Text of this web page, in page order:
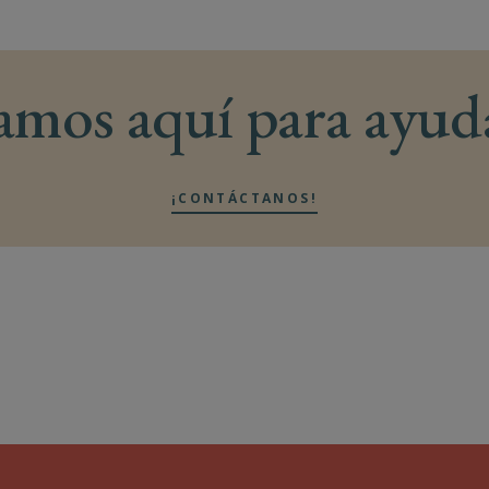
aquí para
¡CONTÁCTANOS!